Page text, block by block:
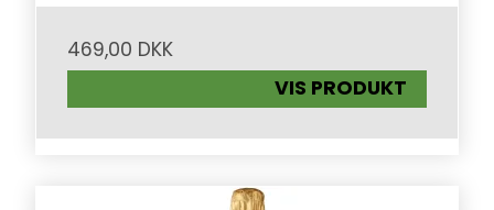
469,00 DKK
VIS PRODUKT